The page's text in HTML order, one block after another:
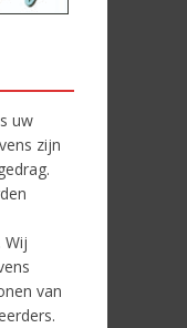
uw
zijn
Wij
van